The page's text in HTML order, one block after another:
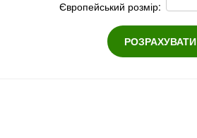
Європейський розмір:
РОЗРАХУВАТИ